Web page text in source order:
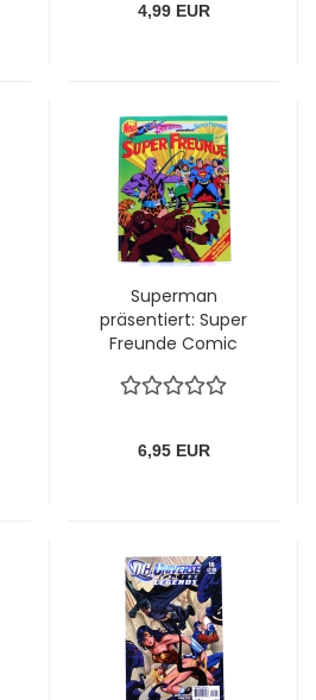
4,99 EUR
Superman
präsentiert: Super
Freunde Comic
und Marvin - die
von Ehapa
6,95 EUR